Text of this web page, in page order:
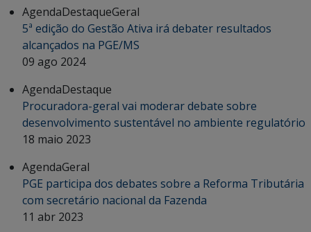
AgendaDestaqueGeral
5ª edição do Gestão Ativa irá debater resultados
alcançados na PGE/MS
09 ago 2024
AgendaDestaque
Procuradora-geral vai moderar debate sobre
desenvolvimento sustentável no ambiente regulatório
18 maio 2023
AgendaGeral
PGE participa dos debates sobre a Reforma Tributária
com secretário nacional da Fazenda
11 abr 2023